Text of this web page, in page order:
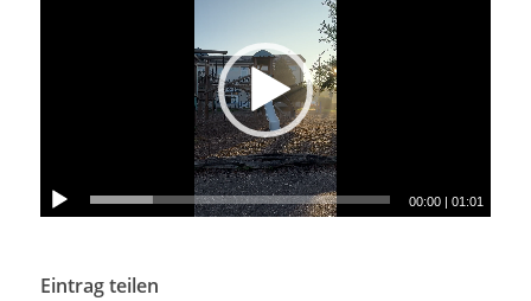
00:00 |01:01
Eintrag teilen